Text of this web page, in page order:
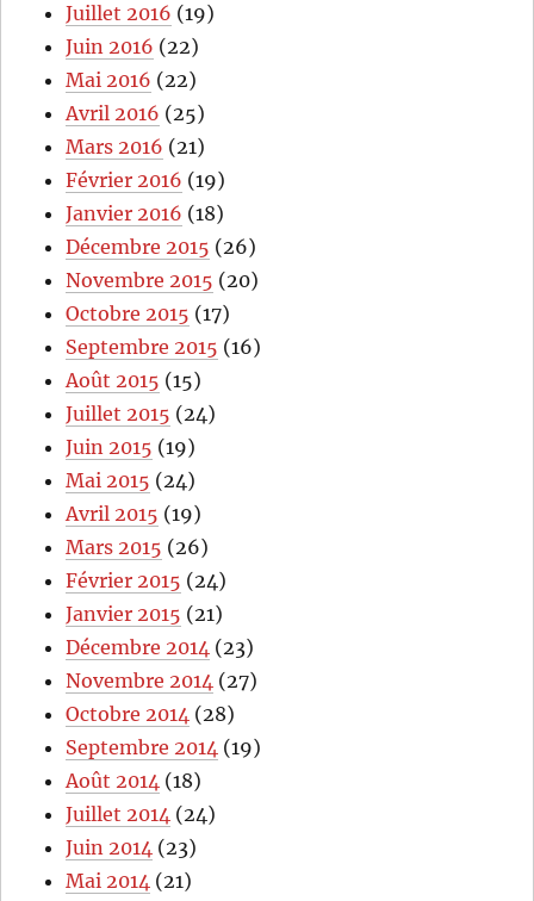
Juillet 2016 (19)
Juin 2016 (22)
Mai 2016 (22)
Avril 2016 (25)
Mars 2016 (21)
Février 2016 (19)
Janvier 2016 (18)
Décembre 2015 (26)
Novembre 2015 (20)
Octobre 2015 (17)
Septembre 2015 (16)
Août 2015 (15)
Juillet 2015 (24)
Juin 2015 (19)
Mai 2015 (24)
Avril 2015 (19)
Mars 2015 (26)
Février 2015 (24)
Janvier 2015 (21)
Décembre 2014 (23)
Novembre 2014 (27)
Octobre 2014 (28)
Septembre 2014 (19)
Août 2014 (18)
Juillet 2014 (24)
Juin 2014 (23)
Mai 2014 (21)